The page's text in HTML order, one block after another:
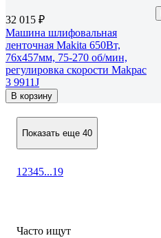
32 015 ₽
Машина шлифовальная
ленточная Makita 650Вт,
76х457мм, 75-270 об/мин,
регулировка скорости Makpac
3 9911J
В корзину
Показать еще 40
1 2345...19
Часто ищут